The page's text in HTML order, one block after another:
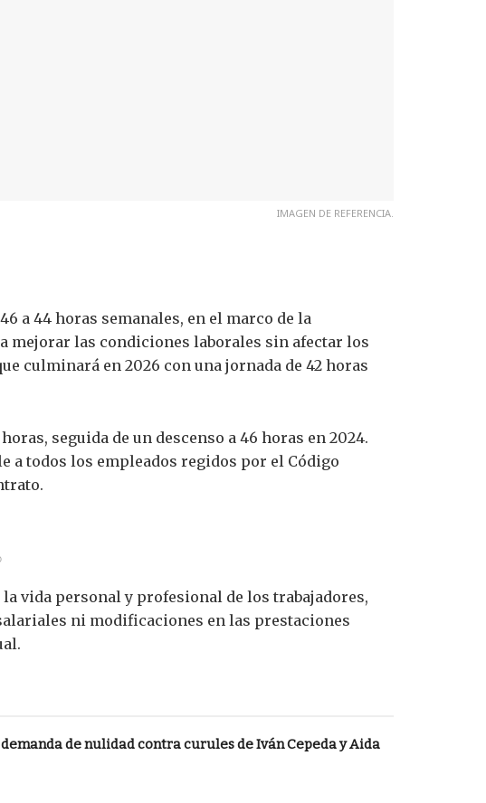
IMAGEN DE REFERENCIA.
a 44 horas semanales, en el marco de la
mejorar las condiciones laborales sin afectar los
culminará en 2026 con una jornada de 42 horas
seguida de un descenso a 46 horas en 2024.
a todos los empleados regidos por el Código
vida personal y profesional de los trabajadores,
ni modificaciones en las prestaciones
de nulidad contra curules de Iván Cepeda y Aida